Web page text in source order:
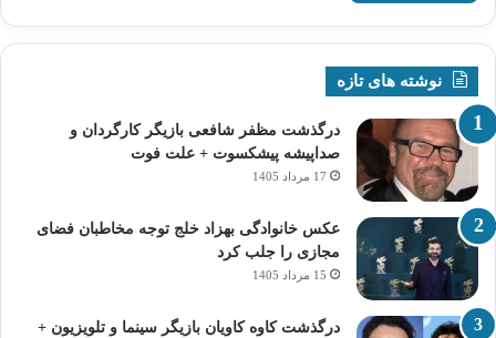
نوشته های تازه
درگذشت مظفر شافعی بازیگر کارگردان و
صداپیشه پیشکسوت + علت فوت
17 مرداد 1405
عکس خانوادگی بهزاد خلج توجه مخاطبان فضای
مجازی را جلب کرد
15 مرداد 1405
درگذشت کاوه کاویان بازیگر سینما و تلویزیون +